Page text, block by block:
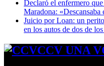
Declaró el enfermero
Maradona: «Descansaba
Juicio por Loan: un
en los autos de dos de
CCV UNA